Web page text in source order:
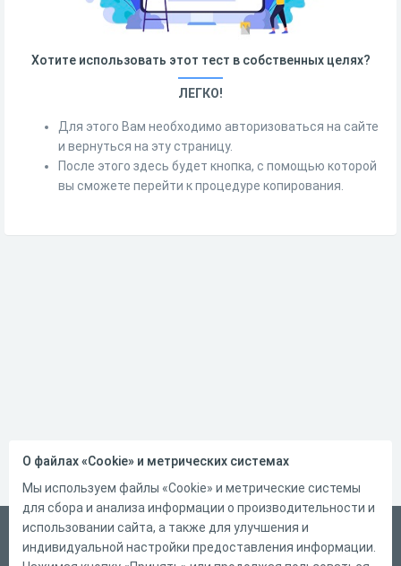
Хотите использовать этот тест в собственных целях?
ЛЕГКО!
Для этого Вам необходимо авторизоваться на сайте
и вернуться на эту страницу.
После этого здесь будет кнопка, с помощью которой
вы сможете перейти к процедуре копирования.
Русский
Справка
О файлах «Cookie» и метрических системах
Мы используем файлы «Cookie» и метрические системы
для сбора и анализа информации о производительности и
использовании сайта, а также для улучшения и
индивидуальной настройки предоставления информации.